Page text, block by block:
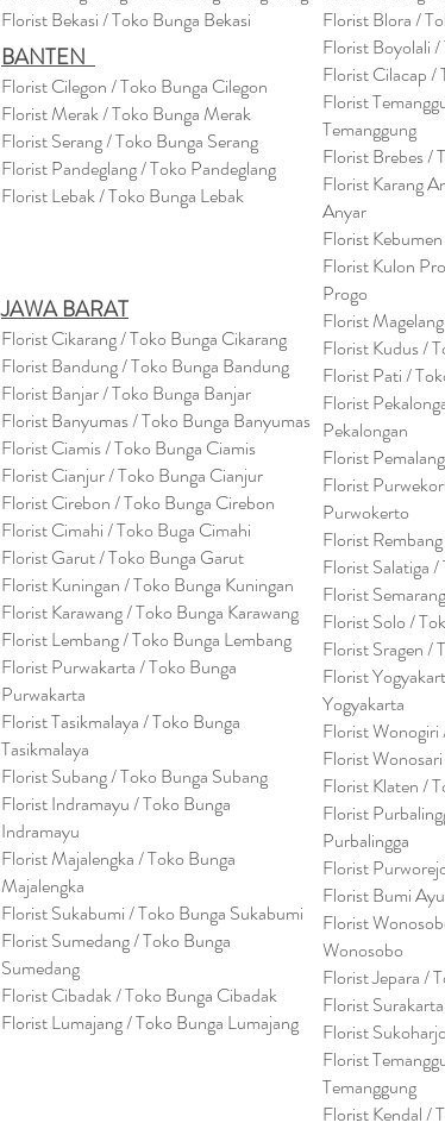
Florist Bekasi / Toko Bunga Bekasi
BANTEN
Florist Cilegon / Toko Bunga Cilegon
Florist Merak / Toko Bunga Merak
Florist Serang / Toko Bunga Serang
Florist Pandeglang / Toko Pandeglang
Florist Lebak / Toko Bunga Lebak
JAWA BARAT
Florist Cikarang/ Toko Bunga Cikarang
Florist Bandung / Toko Bunga Bandung
Florist Banjar / Toko Bunga Banjar
Florist Banyumas / Toko Bunga Banyumas
Florist Ciamis / Toko Bunga Ciamis
Florist Cianjur / Toko Bunga Cianjur
Florist Cirebon / Toko Bunga Cirebon
Florist Cimahi / Toko Buga Cimahi
Florist Garut / Toko Bunga Garut
Florist Kuningan / Toko Bunga Kuningan
Florist Karawang / Toko Bunga Karawang
Florist Lembang / Toko Bunga Lembang
Florist Purwakarta / Toko Bunga
Purwakarta
Florist Tasikmalaya / Toko Bunga
Tasikmalaya
Florist Subang / Toko Bunga Subang
Florist Indramayu / Toko Bunga
Indramayu
Florist Majalengka / Toko Bunga
Majalengka
Florist Sukabumi / Toko Bunga Sukabumi
Florist Sumedang / Toko Bunga
Sumedang
Florist Cibadak / Toko Bunga Cibadak
Florist Lumajang / Toko Bunga Lumajang
Florist Blora /
Florist Boyolali
Florist Cilacap /
Florist
Temanggung
Florist Brebes /
Florist Karang
Anyar
Florist
Florist Kulon
Progo
Florist
Florist Kudus /
Florist Pati /
Florist
Pekalongan
Florist
Florist
Purwokerto
Florist
Florist Salatiga /
Florist
Florist Solo /
Florist Sragen /
Florist
Yogyakarta
Florist Wonogiri
Florist
Florist Klaten /
Florist
Purbalingga
Florist
Florist Bumi
Florist
Wonosobo
Florist Jepara /
Florist
Florist
Florist
Temanggung
Florist Kendal /